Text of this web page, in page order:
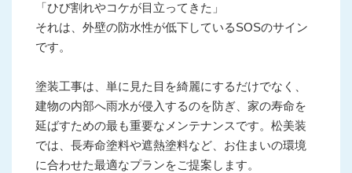
「ひび割れやコケが目立ってきた」
それは、外壁の防水性が低下しているSOSのサイン
です。
塗装工事は、単に見た目を綺麗にするだけでなく、
建物の内部へ雨水が侵入するのを防ぎ、家の寿命を
延ばすための最も重要なメンテナンスです。松美装
では、長寿命塗料や遮熱塗料など、お住まいの環境
に合わせた最適なプランをご提案します。